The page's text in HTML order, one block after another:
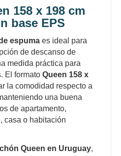
158 x 198 cm
base EPS
espuma es ideal para
de descanso de
medida práctica para
El formato Queen 158 x
la comodidad respecto a
una buena
de apartamento,
casa o habitación
Queen en Uruguay,
más ágil de